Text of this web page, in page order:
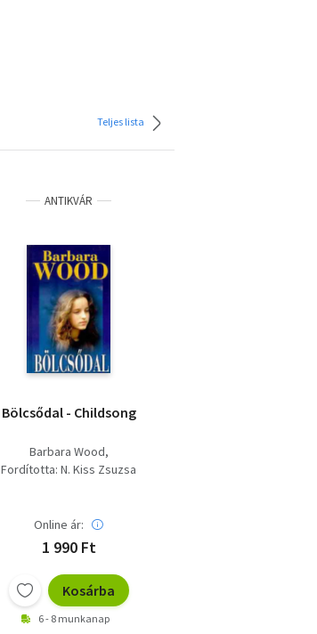
Teljes lista
ANTIKVÁR
Bölcsődal - Childsong
Barbara Wood
Fordította: N. Kiss Zsuzsa
Online ár:
1 990 Ft
Kosárba
6 - 8 munkanap